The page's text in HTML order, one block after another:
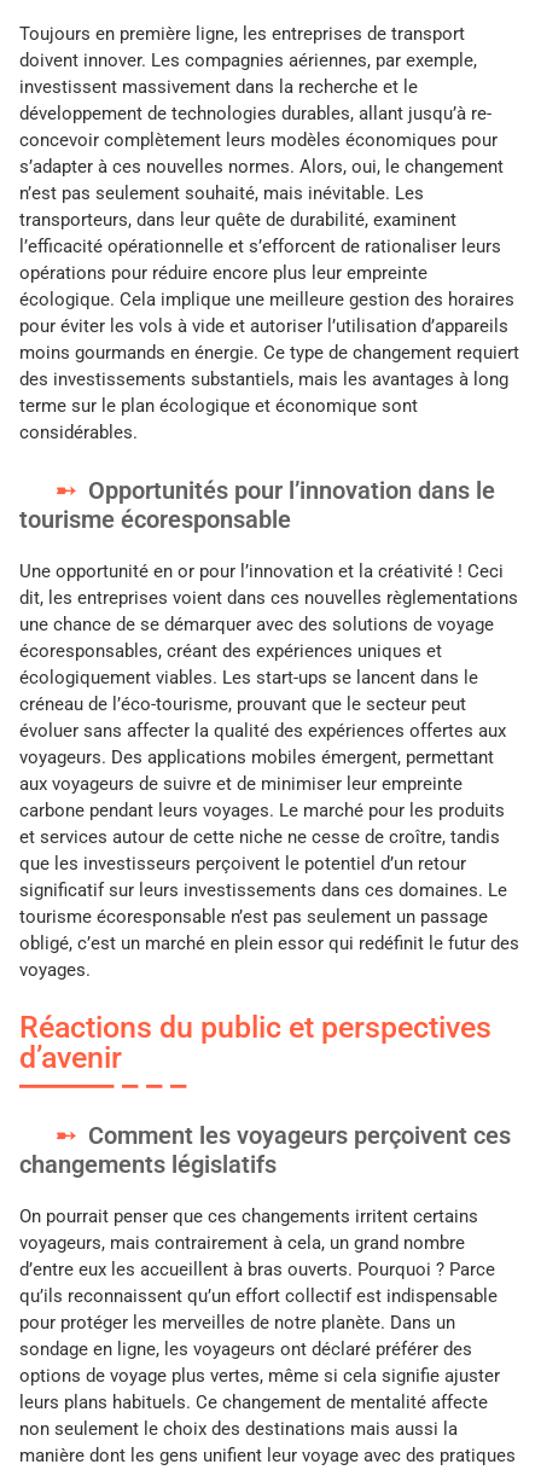
Toujours en première ligne, les entreprises de transport
doivent innover. Les compagnies aériennes, par exemple,
investissent massivement dans la recherche et le
développement de technologies durables, allant jusqu’à re-
concevoir complètement leurs modèles économiques pour
s’adapter à ces nouvelles normes. Alors, oui, le changement
n’est pas seulement souhaité, mais inévitable. Les
transporteurs, dans leur quête de durabilité, examinent
l’efficacité opérationnelle et s’efforcent de rationaliser leurs
opérations pour réduire encore plus leur empreinte
écologique. Cela implique une meilleure gestion des horaires
pour éviter les vols à vide et autoriser l’utilisation d’appareils
moins gourmands en énergie. Ce type de changement requiert
des investissements substantiels, mais les avantages à long
terme sur le plan écologique et économique sont
considérables.
Opportunités pour l’innovation dans le
tourisme écoresponsable
Une opportunité en or pour l’innovation et la créativité ! Ceci
dit, les entreprises voient dans ces nouvelles règlementations
une chance de se démarquer avec des solutions de voyage
écoresponsables, créant des expériences uniques et
écologiquement viables. Les start-ups se lancent dans le
créneau de l’éco-tourisme, prouvant que le secteur peut
évoluer sans affecter la qualité des expériences offertes aux
voyageurs. Des applications mobiles émergent, permettant
aux voyageurs de suivre et de minimiser leur empreinte
carbone pendant leurs voyages. Le marché pour les produits
et services autour de cette niche ne cesse de croître, tandis
que les investisseurs perçoivent le potentiel d’un retour
significatif sur leurs investissements dans ces domaines. Le
tourisme écoresponsable n’est pas seulement un passage
obligé, c’est un marché en plein essor qui redéfinit le futur des
voyages.
Réactions du public et perspectives
d’avenir
Comment les voyageurs perçoivent ces
changements législatifs
On pourrait penser que ces changements irritent certains
voyageurs, mais contrairement à cela, un grand nombre
d’entre eux les accueillent à bras ouverts. Pourquoi ? Parce
qu’ils reconnaissent qu’un effort collectif est indispensable
pour protéger les merveilles de notre planète. Dans un
sondage en ligne, les voyageurs ont déclaré préférer des
options de voyage plus vertes, même si cela signifie ajuster
leurs plans habituels. Ce changement de mentalité affecte
non seulement le choix des destinations mais aussi la
manière dont les gens unifient leur voyage avec des pratiques